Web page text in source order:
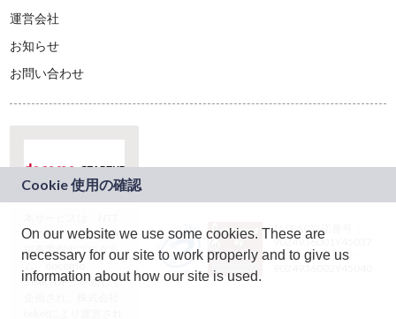
運営会社
お知らせ
お問い合わせ
ドコモグループの新
規事業創出プログラ
ム「docomo
STARTUP」を通じて
JASRAC許諾番号：
9024936001Y45037
JASRAC許諾番号：
On our website we use some cookies. These are
necessary for our site to work properly and to give us
information about how our site is used.